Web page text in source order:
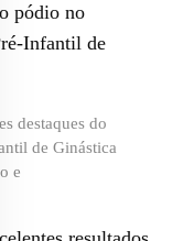
pódio no
Infantil de
destaques do
de Ginástica
e